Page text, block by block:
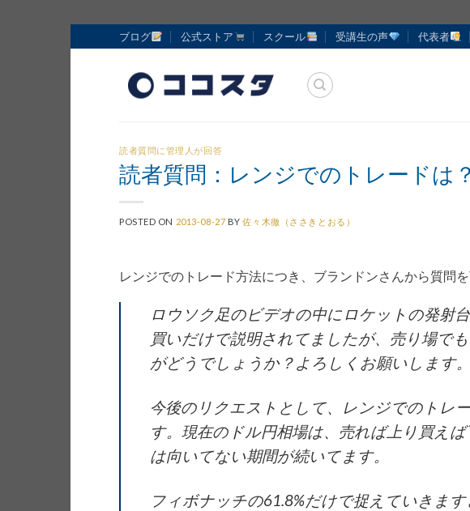
to
ブログ 公式ストア スクール 受講生の声 代表者
読者質問に管理人が回答
読者質問：レンジでのトレードは？
POSTED ON 2013-08-27 BY佐々木徹（ささきとおる）
レンジでのトレード方法につき、ブランドンさんから質問を
ロウソク足のビデオの中にロケットの発射
買いだけで説明されてましたが、売り場で
がどうでしょうか？よろしくお願いします。
今後のリクエストとして、レンジでのトレ
す。現在のドル円相場は、売れば上り買え
は向いてない期間が続いてます。
フィボナッチの61.8%だけで捉えていきま